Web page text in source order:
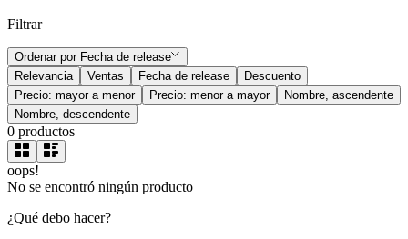
Filtrar
Ordenar por Fecha de release
Relevancia
Ventas Fecha de release
Descuento
Precio: mayor a menor
Precio: menor a mayor
Nombre, ascendente
Nombre, descendente
0 productos
oops!
No se encontró ningún producto
¿Qué debo hacer?